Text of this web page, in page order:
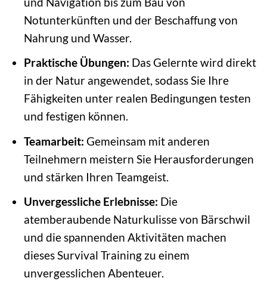
Notunterkünften und der Beschaffung von
Nahrung und Wasser.
Praktische Übungen: Das Gelernte wird direkt
in der Natur angewendet, sodass Sie Ihre
Fähigkeiten unter realen Bedingungen testen
und festigen können.
Teamarbeit: Gemeinsam mit anderen
Teilnehmern meistern Sie Herausforderungen
und stärken Ihren Teamgeist.
Unvergessliche Erlebnisse: Die
atemberaubende Naturkulisse von Bärschwil
und die spannenden Aktivitäten machen
dieses Survival Training zu einem
unvergesslichen Abenteuer.